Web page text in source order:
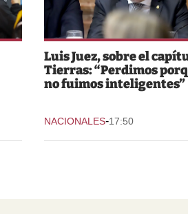
Luis Juez, sobre el
Tierras: “Perdimos
no fuimos inteligentes”
NACIONALES-17:50